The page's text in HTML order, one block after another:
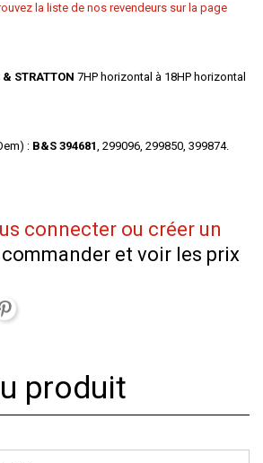
la liste de nos revendeurs sur la page
& STRATTON 7HP horizontal à 18HP horizontal
: B&S 394681, 299096, 299850, 399874.
connecter ou créer un
et voir les prix
produit